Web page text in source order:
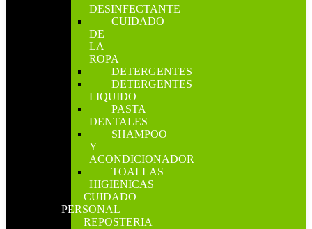
DESINFECTANTE
CUIDADO
DE
LA
ROPA
DETERGENTES
DETERGENTES
LIQUIDO
PASTA
DENTALES
SHAMPOO
Y
ACONDICIONADOR
TOALLAS
HIGIENICAS
CUIDADO
PERSONAL
REPOSTERIA